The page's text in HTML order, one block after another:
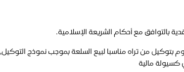
بالتوافق مع أحكام الشريعة الإسلامية.
بتوكيل من تراه مناسبا لبيع السلعة بموجب نموذج التوكيل,
كسيولة مالية